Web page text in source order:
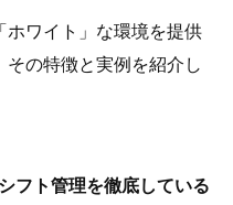
ワイト」な環境を提供
の特徴と実例を紹介し
フト管理を徹底している